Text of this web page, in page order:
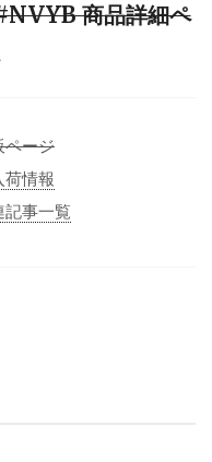
商品詳細ペ
ージ
情報
事一覧